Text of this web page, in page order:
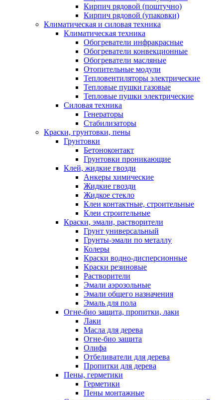
Кирпич рядовой (поштучно)
Кирпич рядовой (упаковки)
Климатическая и силовая техника
Климатическая техника
Обогреватели инфракрасные
Обогреватели конвекционные
Обогреватели масляные
Отопительные модули
Тепловентиляторы электрические
Тепловые пушки газовые
Тепловые пушки электрические
Силовая техника
Генераторы
Стабилизаторы
Краски, грунтовки, пены
Грунтовки
Бетоноконтакт
Грунтовки проникающие
Клей, жидкие гвозди
Анкеры химические
Жидкие гвозди
Жидкое стекло
Клеи контактные, строительные
Клеи строительные
Краски, эмали, растворители
Грунт универсальный
Грунты-эмали по металлу
Колеры
Краски водно-дисперсионные
Краски резиновые
Растворители
Эмали аэрозольные
Эмали общего назначения
Эмаль для пола
Огне-био защита, пропитки, лаки
Лаки
Масла для дерева
Огне-био защита
Олифа
Отбеливатели для дерева
Пропитки для дерева
Пены, герметики
Герметики
Пены монтажные